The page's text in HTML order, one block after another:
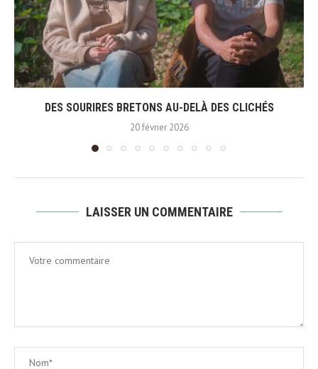
DES SOURIRES BRETONS AU-DELÀ DES CLICHÉS
20 février 2026
LAISSER UN COMMENTAIRE